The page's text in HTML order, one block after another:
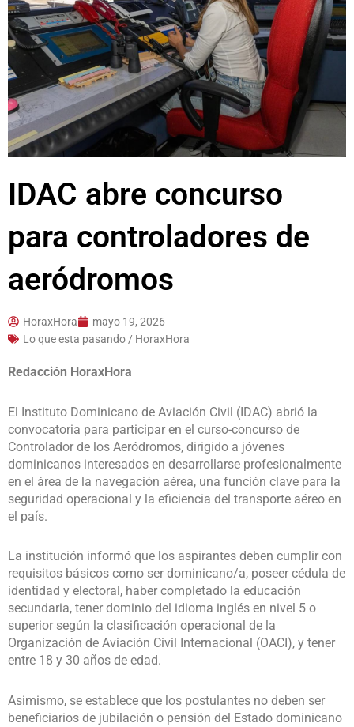
IDAC abre concurso
para controladores de
aeródromos
HoraxHora
mayo 19, 2026
Lo que esta pasando / HoraxHora
Redacción HoraxHora
El Instituto Dominicano de Aviación Civil (IDAC) abrió la
convocatoria para participar en el curso-concurso de
Controlador de los Aeródromos, dirigido a jóvenes
dominicanos interesados en desarrollarse profesionalmente
en el área de la navegación aérea, una función clave para la
seguridad operacional y la eficiencia del transporte aéreo en
el país.
La institución informó que los aspirantes deben cumplir con
requisitos básicos como ser dominicano/a, poseer cédula de
identidad y electoral, haber completado la educación
secundaria, tener dominio del idioma inglés en nivel 5 o
superior según la clasificación operacional de la
Organización de Aviación Civil Internacional (OACI), y tener
entre 18 y 30 años de edad.
Asimismo, se establece que los postulantes no deben ser
beneficiarios de jubilación o pensión del Estado dominicano